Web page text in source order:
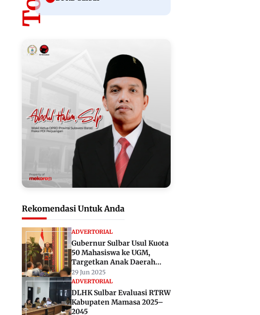
Rekomendasi Untuk Anda
ADVERTORIAL
Gubernur Sulbar Usul Kuota
50 Mahasiswa ke UGM,
Targetkan Anak Daerah
Masuk Lewat Jalur Afirmasi
29 Jun 2025
ADVERTORIAL
DLHK Sulbar Evaluasi RTRW
Kabupaten Mamasa 2025–
2045